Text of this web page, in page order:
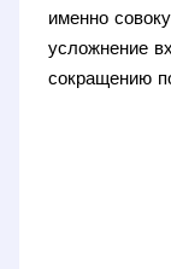
именно
усложнение
сокращению